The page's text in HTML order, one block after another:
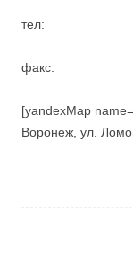
тел:
факс:
[yandexMap
Воронеж, ул.